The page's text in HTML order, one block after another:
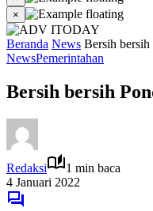
×
Beranda News Bersih
NewsPemerintahan
Bersih bersih
Redaksi
1 min baca
4 Januari 2022